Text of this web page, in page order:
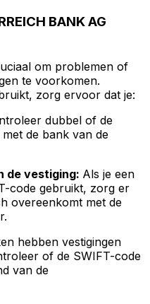
BANK AG
om problemen of
te voorkomen.
zorg ervoor dat je:
dubbel of de
de bank van de
de vestiging: Als je een
code gebruikt, zorg er
overeenkomt met de
hebben vestigingen
of de SWIFT-code
van de